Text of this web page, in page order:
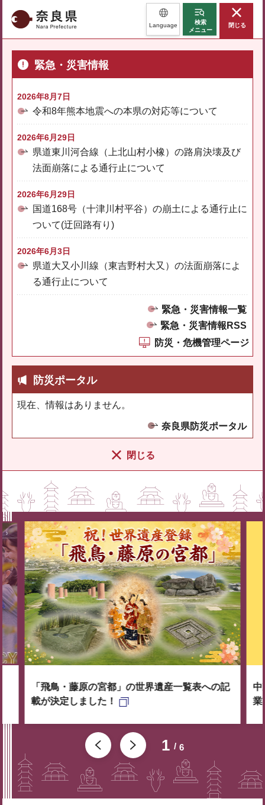
奈良県 Language
検索
メニュー
閉じる
緊急・災害情報
2026年8月7日
令和8年熊本地震への本県の対応等について
2026年6月29日
県道東川河合線（上北山村小橡）の路肩決壊及び
法面崩落による通行止について
2026年6月29日
国道168号（十津川村平谷）の崩土による通行止に
ついて(迂回路有り)
2026年6月3日
県道大又小川線（東吉野村大又）の法面崩落によ
る通行止について
緊急・災害情報一覧
緊急・災害情報RSS
防災・危機管理ページ
防災ポータル
現在、情報はありません。
奈良県防災ポータル
閉じる
1 6
「飛鳥・藤原の宮都」の世界遺産一覧表への記
載が決定しました！
中
業